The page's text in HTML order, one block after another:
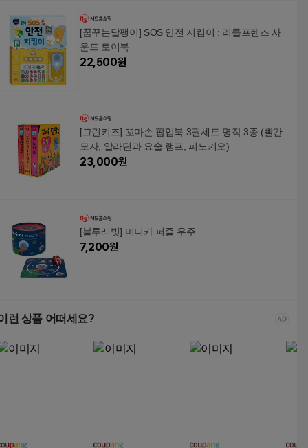
[꿈꾸는달팽이] SOS 안전 지킴이 : 리틀프렌즈 사
운드 토이북
22,500원
[그린키즈] 꼬마손 팝업북 3권세트 명작 3종 (빨간
모자, 알라딘과 요술 램프, 피노키오)
23,000원
[블루래빗] 미니카 퍼즐 우주
7,200원
런 상품 어떠세요?